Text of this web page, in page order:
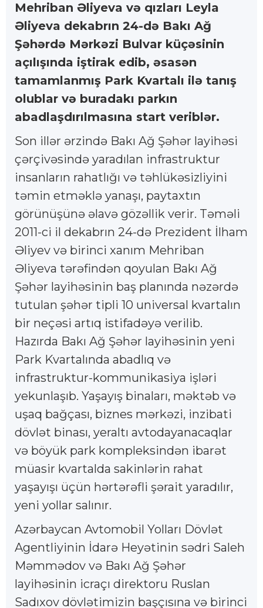
Mehriban Əliyeva və qızları Leyla
Əliyeva dekabrın 24-də Bakı Ağ
Şəhərdə Mərkəzi Bulvar küçəsinin
açılışında iştirak edib, əsasən
tamamlanmış Park Kvartalı ilə tanış
olublar və buradakı parkın
abadlaşdırılmasına start veriblər.
Son illər ərzində Bakı Ağ Şəhər layihəsi
çərçivəsində yaradılan infrastruktur
insanların rahatlığı və təhlükəsizliyini
təmin etməklə yanaşı, paytaxtın
görünüşünə əlavə gözəllik verir. Təməli
2011-ci il dekabrın 24-də Prezident İlham
Əliyev və birinci xanım Mehriban
Əliyeva tərəfindən qoyulan Bakı Ağ
Şəhər layihəsinin baş planında nəzərdə
tutulan şəhər tipli 10 universal kvartalın
bir neçəsi artıq istifadəyə verilib.
Hazırda Bakı Ağ Şəhər layihəsinin yeni
Park Kvartalında abadlıq və
infrastruktur-kommunikasiya işləri
yekunlaşıb. Yaşayış binaları, məktəb və
uşaq bağçası, biznes mərkəzi, inzibati
dövlət binası, yeraltı avtodayanacaqlar
və böyük park kompleksindən ibarət
müasir kvartalda sakinlərin rahat
yaşayışı üçün hərtərəfli şərait yaradılır,
yeni yollar salınır.
Azərbaycan Avtomobil Yolları Dövlət
Agentliyinin İdarə Heyətinin sədri Saleh
Məmmədov və Bakı Ağ Şəhər
layihəsinin icraçı direktoru Ruslan
Sadıxov dövlətimizin başçısına və birinci